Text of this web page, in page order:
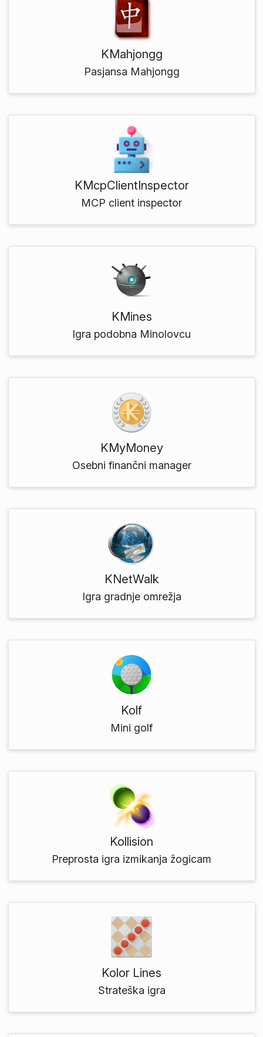
KMahjongg
Pasjansa Mahjongg
KMcpClientInspector
MCP client inspector
KMines
Igra podobna Minolovcu
KMyMoney
Osebni finančni manager
KNetWalk
Igra gradnje omrežja
Kolf
Mini golf
Kollision
Preprosta igra izmikanja žogicam
Kolor Lines
Strateška igra